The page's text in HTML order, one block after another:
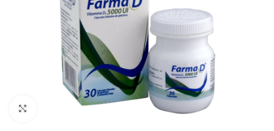
Click to enlarge